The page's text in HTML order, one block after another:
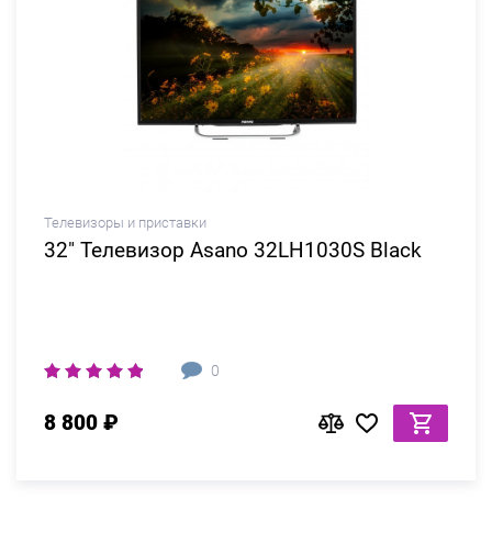
Телевизоры и приставки
32" Телевизор Asano 32LH1030S Black
0
8 800 ₽